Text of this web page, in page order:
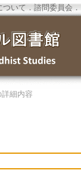
ついて ． 諮問委員会 ．
細内容